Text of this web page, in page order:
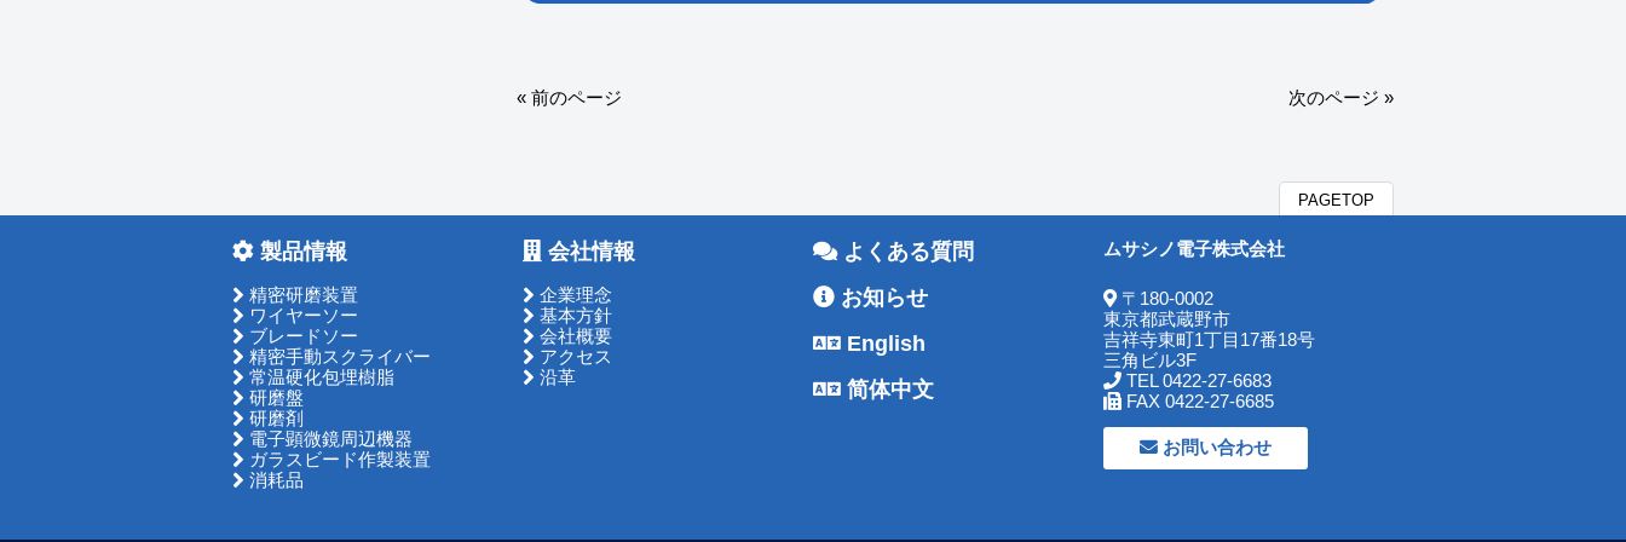
« 前のページ 次のページ »
PAGETOP
製品情報
精密研磨装置
ワイヤーソー
ブレードソー
精密手動スクライバー
常温硬化包埋樹脂
研磨盤
研磨剤
電子顕微鏡周辺機器
ガラスビード作製装置
消耗品
会社情報
企業理念
基本方針
会社概要
アクセス
沿革
よくある質問
お知らせ
English
简体中文
ムサシノ電子株式会社
〒180-0002
東京都武蔵野市
吉祥寺東町1丁目17番18号
三角ビル3F
TEL 0422-27-6683
FAX 0422-27-6685
お問い合わせ